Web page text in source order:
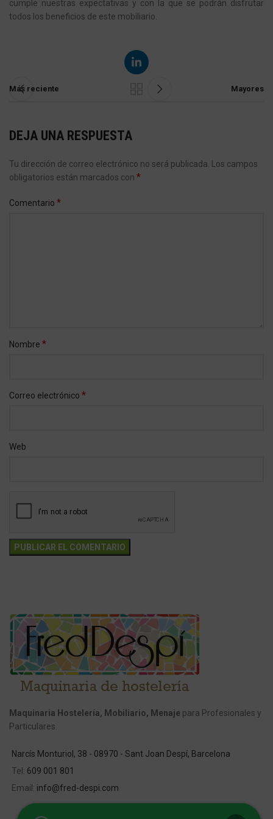
cumple nuestras expectativas y con la que se podrán disfrutar
todos los beneficios de este mobiliario.
Más reciente Mayores
DEJA UNA RESPUESTA
Tu dirección de correo electrónico no será publicada. Los campos
obligatorios están marcados con *
Comentario *
Nombre *
Correo electrónico *
Web
Maquinaria Hostelería, Mobiliario, Menaje para Profesionales y
Particulares.
Narcís Monturiol, 38 - 08970 - Sant Joan Despí, Barcelona
Tel: 609 001 801
Email: info@fred-despi.com